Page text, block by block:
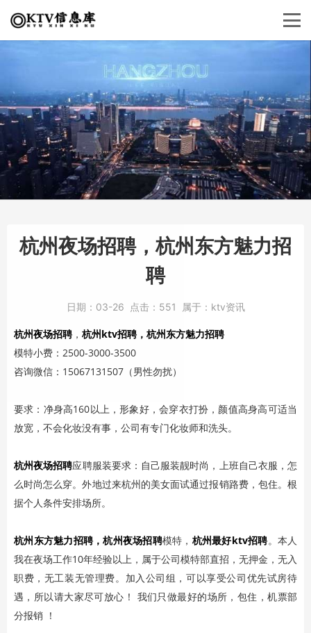
杭州夜场招聘，杭州东方魅力招
聘
日期： 03-26 点击： 551 属于： ktv资讯
杭州夜场招聘 ， 杭州ktv招聘 ，杭州东方魅力招聘
模特小费：2500-3000-3500
咨询微信：15067131507（男性勿扰）
要求：净身高160以上，形象好，会穿衣打扮，颜值高身高可适当
放宽，不会化妆没有事，公司有专门化妆师和洗头。
杭州夜场招聘应聘服装要求：自己服装靓时尚，上班自己衣服，怎
么时尚怎么穿。外地过来杭州的美女面试通过报销路费，包住。根
据个人条件安排场所。
杭州东方魅力招聘，杭州夜场招聘模特， 杭州最好ktv招聘。本人
我在夜场工作10年经验以上，属于公司模特部直招，无押金，无入
职费，无工装无管理费。加入公司组，可以享受公司优先试房待
遇，所以请大家尽可放心！ 我们只做最好的场所，包住，机票部
分报销 ！